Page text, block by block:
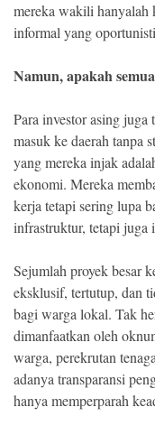
mereka wakili hanyalah
informal yang
Namun, apakah
Para investor asing
masuk ke daerah tanpa
yang mereka injak
ekonomi. Mereka
kerja tetapi sering lupa
infrastruktur, tetapi juga
Sejumlah proyek besar
eksklusif, tertutup, dan
bagi warga lokal. Tak
dimanfaatkan oleh
warga, perekrutan
adanya transparansi
hanya memperparah